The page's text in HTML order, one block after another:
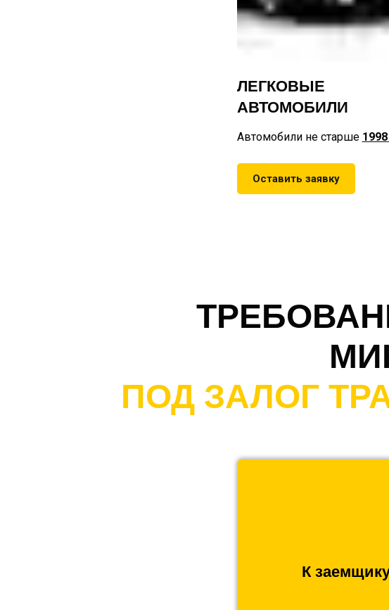
ЛЕГКОВЫЕ
АВТОМОБИЛИ
Автомобили не старше 1998
Оставить заявку
ПОД ЗАЛОГ
К